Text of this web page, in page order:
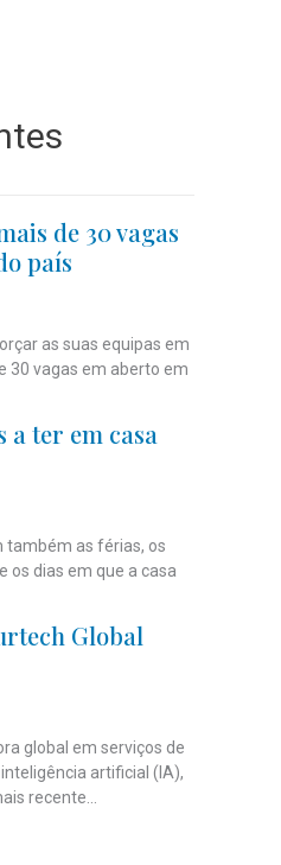
de 30 vagas
país
as suas equipas em
30 vagas em aberto em
a ter em casa
também as férias, os
os dias em que a casa
Global
global em serviços de
artificial (IA),
recente...